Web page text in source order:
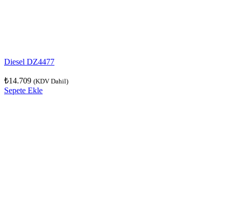
Diesel DZ4477
₺14.709 (KDV Dahil)
Sepete Ekle